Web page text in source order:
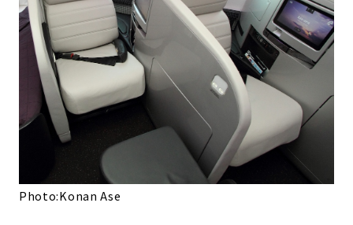
Photo:Konan Ase